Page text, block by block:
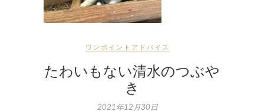
ワンポイントアドバイス
たわいもない清水のつぶや
き
2021年12月30日